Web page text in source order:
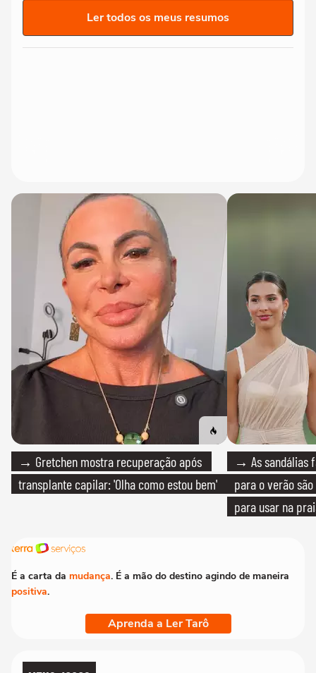
Ler todos os meus resumos
→ Gretchen mostra recuperação após
transplante capilar: 'Olha como estou bem'
→ As sandálias
para o verão
para usar na
É a carta da mudança. É a mão do destino agindo de maneira
positiva.
Aprenda a Ler Tarô